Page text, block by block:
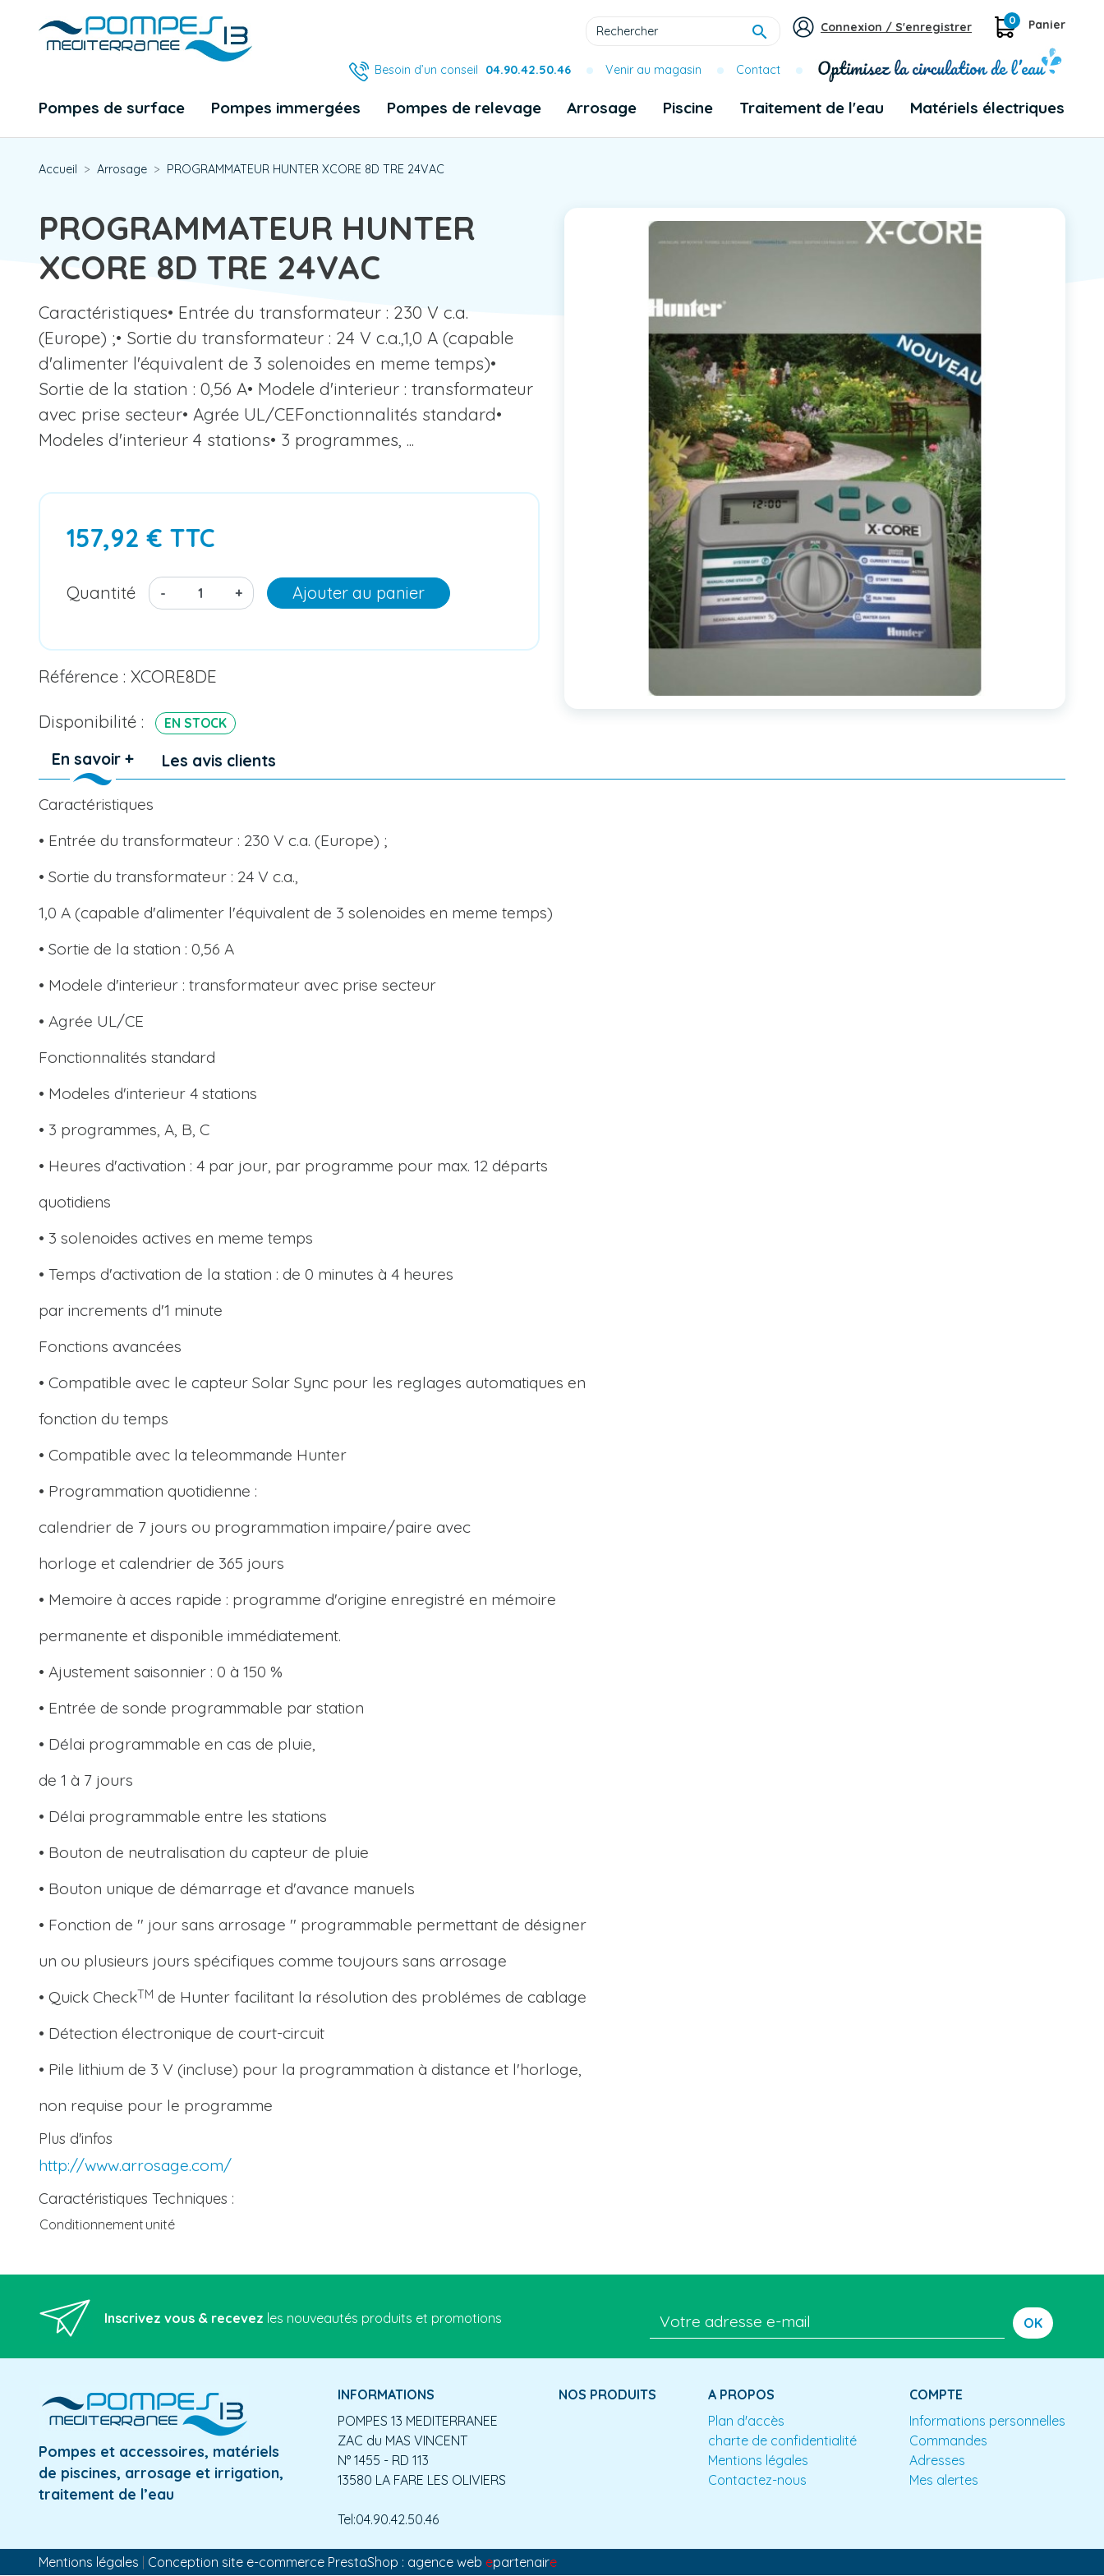
 Connexion / S'enregistrer 0 Panier
Besoin d’un conseil 04.90.42.50.46 Venir au magasin Contact
Pompes de surface Pompes immergées Pompes de relevage Arrosage Piscine Traitement de l'eau Matériels électriques
Accueil Arrosage PROGRAMMATEUR HUNTER XCORE 8D TRE 24VAC
PROGRAMMATEUR HUNTER
XCORE 8D TRE 24VAC
Caractéristiques• Entrée du transformateur : 230 V c.a.
(Europe) ;• Sortie du transformateur : 24 V c.a.,1,0 A (capable
d'alimenter l'équivalent de 3 solenoides en meme temps)•
Sortie de la station : 0,56 A• Modele d'interieur : transformateur
avec prise secteur• Agrée UL/CEFonctionnalités standard•
Modeles d'interieur 4 stations• 3 programmes, ...
157,92 € TTC
Quantité - + Ajouter au panier
Référence : XCORE8DE
Disponibilité : EN STOCK
En savoir + Les avis clients
Caractéristiques
• Entrée du transformateur : 230 V c.a. (Europe) ;
• Sortie du transformateur : 24 V c.a.,
1,0 A (capable d'alimenter l'équivalent de 3 solenoides en meme temps)
• Sortie de la station : 0,56 A
• Modele d'interieur : transformateur avec prise secteur
• Agrée UL/CE
Fonctionnalités standard
• Modeles d'interieur 4 stations
• 3 programmes, A, B, C
• Heures d'activation : 4 par jour, par programme pour max. 12 départs
quotidiens
• 3 solenoides actives en meme temps
• Temps d'activation de la station : de 0 minutes à 4 heures
par increments d'1 minute
Fonctions avancées
• Compatible avec le capteur Solar Sync pour les reglages automatiques en
fonction du temps
• Compatible avec la teleommande Hunter
• Programmation quotidienne :
calendrier de 7 jours ou programmation impaire/paire avec
horloge et calendrier de 365 jours
• Memoire à acces rapide : programme d'origine enregistré en mémoire
permanente et disponible immédiatement.
• Ajustement saisonnier : 0 à 150 %
• Entrée de sonde programmable par station
• Délai programmable en cas de pluie,
de 1 à 7 jours
• Délai programmable entre les stations
• Bouton de neutralisation du capteur de pluie
• Bouton unique de démarrage et d'avance manuels
• Fonction de '' jour sans arrosage '' programmable permettant de désigner
un ou plusieurs jours spécifiques comme toujours sans arrosage
• Quick CheckTM de Hunter facilitant la résolution des problémes de cablage
• Détection électronique de court-circuit
• Pile lithium de 3 V (incluse) pour la programmation à distance et l'horloge,
non requise pour le programme
Plus d'infos
http://www.arrosage.com/
Caractéristiques Techniques :
Conditionnement unité
Inscrivez vous & recevez les nouveautés produits et promotions OK
Pompes et accessoires, matériels
de piscines, arrosage et irrigation,
traitement de l’eau
INFORMATIONS
POMPES 13 MEDITERRANEE
ZAC du MAS VINCENT
N° 1455 - RD 113
13580 LA FARE LES OLIVIERS
Tel:04.90.42.50.46
NOS PRODUITS
A PROPOS
Plan d'accès
charte de confidentialité
Mentions légales
Contactez-nous
COMPTE
Informations personnelles
Commandes
Adresses
Mes alertes
Mentions légales | Conception site e-commerce PrestaShop : agence web epartenaire